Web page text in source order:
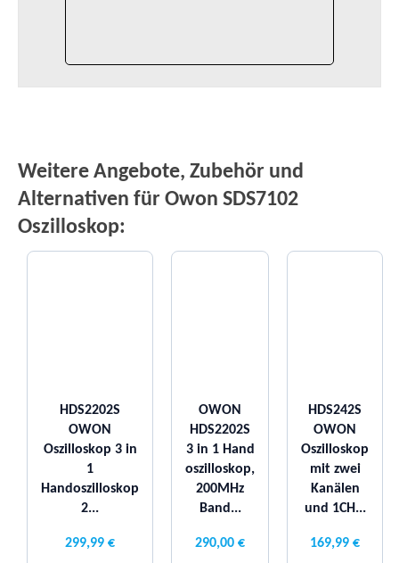
Weitere Angebote, Zubehör und
Alternativen für Owon SDS7102
Oszilloskop:
HDS2202S
OWON
Oszilloskop 3 in
1
Handoszilloskop
2...
299,99 €
OWON
HDS2202S
3 in 1 Hand
oszilloskop,
200MHz
Band...
290,00 €
HDS242S
OWON
Oszilloskop
mit zwei
Kanälen
und 1CH...
169,99 €